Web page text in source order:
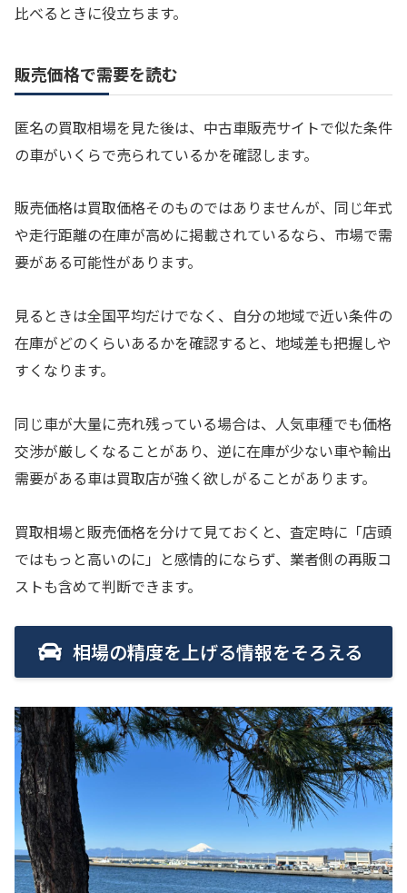
比べるときに役立ちます。
販売価格で需要を読む
匿名の買取相場を見た後は、中古車販売サイトで似た条件
の車がいくらで売られているかを確認します。
販売価格は買取価格そのものではありませんが、同じ年式
や走行距離の在庫が高めに掲載されているなら、市場で需
要がある可能性があります。
見るときは全国平均だけでなく、自分の地域で近い条件の
在庫がどのくらいあるかを確認すると、地域差も把握しや
すくなります。
同じ車が大量に売れ残っている場合は、人気車種でも価格
交渉が厳しくなることがあり、逆に在庫が少ない車や輸出
需要がある車は買取店が強く欲しがることがあります。
買取相場と販売価格を分けて見ておくと、査定時に「店頭
ではもっと高いのに」と感情的にならず、業者側の再販コ
ストも含めて判断できます。
相場の精度を上げる情報をそろえる